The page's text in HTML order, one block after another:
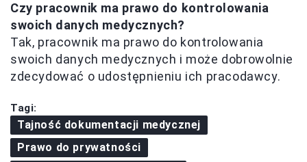
Czy pracownik ma prawo do kontrolowania
swoich danych medycznych?
Tak, pracownik ma prawo do kontrolowania
swoich danych medycznych i może dobrowolnie
zdecydować o udostępnieniu ich pracodawcy.
Tagi:
Tajność dokumentacji medycznej
Prawo do prywatności